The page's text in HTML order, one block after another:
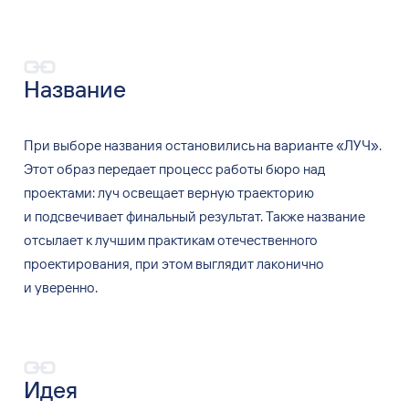
Название
При выборе названия остановились на варианте«ЛУЧ».
Этот образ передает процесс работы бюро над
проектами: луч освещает верную траекторию
и подсвечивает финальный результат. Также название
отсылает клучшим практикам отечественного
проектирования, при этом выглядит лаконично
и уверенно.
Идея